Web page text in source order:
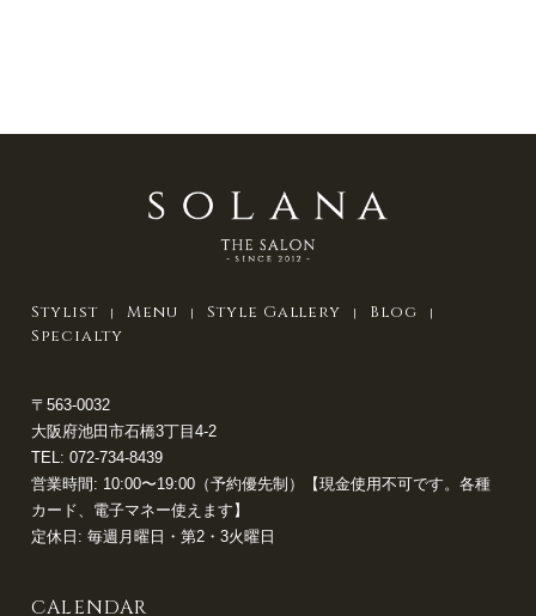
Stylist Menu Style Gallery
Blog
Specialty
〒563-0032
大阪府池田市石橋3丁目4-2
TEL: 072-734-8439
営業時間: 10:00〜19:00（予約優先制）【現金使用不可です。各種
カード、電子マネー使えます】
定休日: 毎週月曜日・第2・3火曜日
CALENDAR